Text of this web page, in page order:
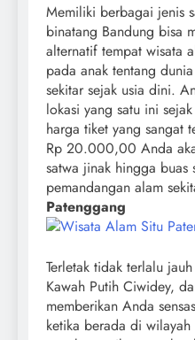
Memiliki berbagai jenis
binatang Bandung bisa
alternatif tempat wisata
pada anak tentang
sekitar sejak usia dini.
lokasi yang satu ini
harga tiket yang sangat
Rp 20.000,00 Anda
satwa jinak hingga buas
pemandangan alam
Patenggang
Terletak tidak terlalu
Kawah Putih Ciwidey,
memberikan Anda
ketika berada di